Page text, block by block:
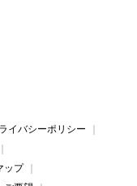
イバシーポリシー
ップ